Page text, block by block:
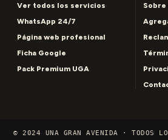
Ver todos los servicios
WhatsApp 24/7
Página web profesional
Ficha Google
Pack Premium UGA
© 2024 UNA GRAN AVENIDA · TODOS